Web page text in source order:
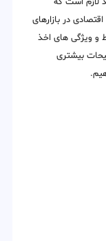
در بازارهای
و ویژگی های اخذ
بیشتری